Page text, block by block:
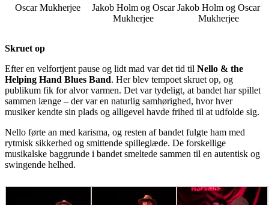
Oscar Mukherjee
Jakob Holm og Oscar
Mukherjee
Jakob Holm og Oscar
Mukherjee
Skruet op
Efter en velfortjent pause og lidt mad var det tid til Nello & the
Helping Hand Blues Band. Her blev tempoet skruet op, og
publikum fik for alvor varmen. Det var tydeligt, at bandet har spillet
sammen længe – der var en naturlig samhørighed, hvor hver
musiker kendte sin plads og alligevel havde frihed til at udfolde sig.
Nello førte an med karisma, og resten af bandet fulgte ham med
rytmisk sikkerhed og smittende spilleglæde. De forskellige
musikalske baggrunde i bandet smeltede sammen til en autentisk og
swingende helhed.